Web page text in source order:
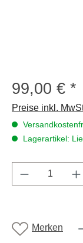
Regulärer Preis:
99,00 €
Preise inkl.
Lagerartikel:
Produkt
Merken